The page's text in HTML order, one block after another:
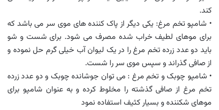
کند.
• شامپو تخم مرغ: یکی دیگر از پاک کننده های موی سر می باشد که
برای موهای لطیف خراب شده مصرف می شود. برای شست و شو
باید دو عدد زرده تخم مرغ را در یک لیوان آب خیلی گرم حل نموده و
از صافی گذراند و سپس موی سر را شست.
• شامپو چوبک و تخم مرغ : می توان جوشانده چوبک و دو عدد زرده
تخم مرغ از صافی گذشته را مخلوط کرده و به عنوان شامپو برای
موهای شکننده و بسیار کثیف استفاده نمود